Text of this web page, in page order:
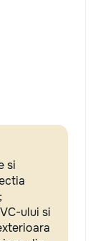
si
ului si